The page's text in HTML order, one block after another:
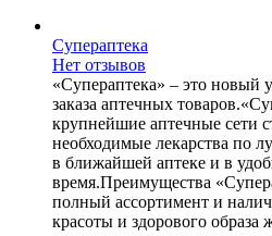
Супераптека
Нет отзывов
«Супераптека» – это новый
заказа аптечных
крупнейшие аптечные сети
необходимые лекарства по
в ближайшей аптеке и в
время.Преимущества
полный ассортимент и
красоты и здорового образа